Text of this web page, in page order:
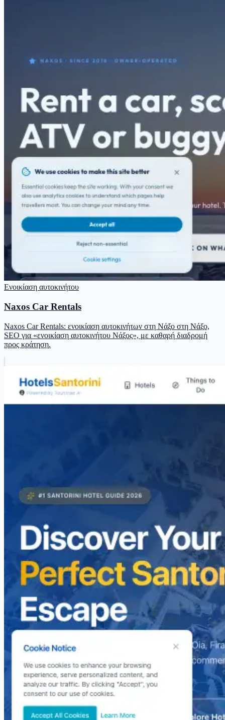
Ενοικίαση αυτοκινήτου
Naxos Car Rentals
Naxos Car Rentals: ενοικίαση αυτοκινήτων στη Νάξο στη Νάξο,
SEO για «ενοικίαση αυτοκινήτου Νάξος», με καθαρή διαδρομή
προς κράτηση.